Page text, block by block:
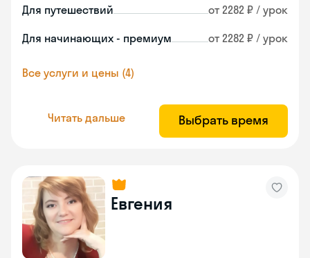
Для путешествий от 2282 ₽ / урок
Для начинающих - премиум от 2282 ₽ / урок
Все услуги и цены (4)
Читать дальше Выбрать время
Евгения